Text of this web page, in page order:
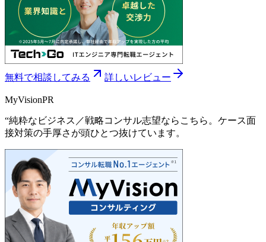
無料で相談してみる 詳しいレビュー
MyVisionPR
“純粋なビジネス／戦略コンサル志望ならこちら。ケース面
接対策の手厚さが頭ひとつ抜けています。